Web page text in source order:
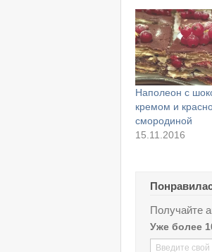
Наполеон с
кремом и
смородиной
15.11.2016
Получайте
Уже более